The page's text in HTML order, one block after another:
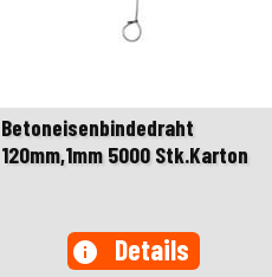
Betoneisenbindedraht
120mm,1mm 5000 Stk.Karton
info Details